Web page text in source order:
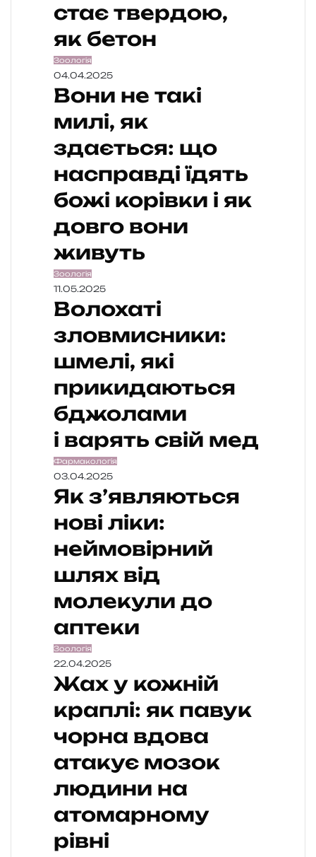
стає твердою,
як бетон
Зоологія
04.04.2025
Вони не такі
милі, як
здається: що
насправді їдять
божі корівки і як
довго вони
живуть
Зоологія
11.05.2025
Волохаті
зловмисники:
шмелі, які
прикидаються
бджолами
і варять свій мед
Фармакологія
03.04.2025
Як з’являються
нові ліки:
неймовірний
шлях від
молекули до
аптеки
Зоологія
22.04.2025
Жах у кожній
краплі: як павук
чорна вдова
атакує мозок
людини на
атомарному
рівні